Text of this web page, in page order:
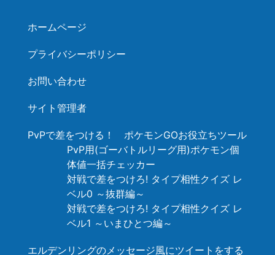
ホームページ
プライバシーポリシー
お問い合わせ
サイト管理者
PvPで差をつける！ ポケモンGOお役立ちツール
PvP用(ゴーバトルリーグ用)ポケモン個
体値一括チェッカー
対戦で差をつけろ! タイプ相性クイズ レ
ベル0 ～抜群編～
対戦で差をつけろ! タイプ相性クイズ レ
ベル1 ～いまひとつ編～
エルデンリングのメッセージ風にツイートをする